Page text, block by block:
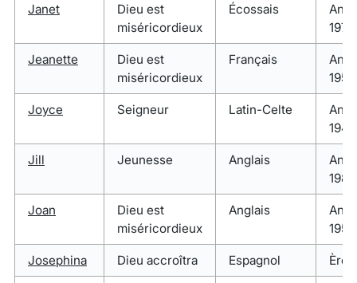
Janet
Dieu est
miséricordieux
Écossais
1970
Jeanette
Dieu est
miséricordieux
Français
1950
Joyce Seigneur Latin-Celte
1940
Jill Jeunesse Anglais
1980
Joan
Dieu est
miséricordieux
Anglais
1950
Josephina Dieu accroîtra Espagnol Ère